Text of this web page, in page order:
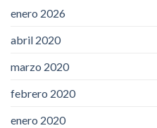
enero 2026
abril 2020
marzo 2020
febrero 2020
enero 2020